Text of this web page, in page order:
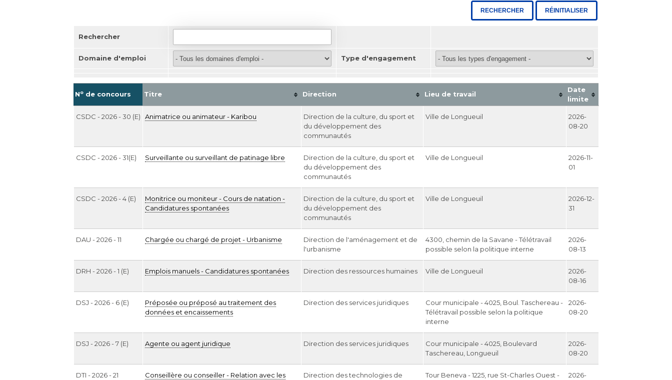
RECHERCHER RÉINITIALISER
Rechercher
Domaine d'emploi Type d'engagement
No de concours Titre Direction Lieu de travail
Date
limite
CSDC - 2026 - 30 (E) Animatrice ou animateur - Karibou
Direction de la culture, du sport et
du développement des
communautés
Ville de Longueuil
2026-
08-20
CSDC - 2026 - 31(E) Surveillante ou surveillant de patinage libre
Direction de la culture, du sport et
du développement des
communautés
Ville de Longueuil
2026-11-
01
CSDC - 2026 - 4 (E)
Monitrice ou moniteur - Cours de natation -
Candidatures spontanées
Direction de la culture, du sport et
du développement des
communautés
Ville de Longueuil
2026-12-
31
DAU - 2026 - 11 Chargée ou chargé de projet - Urbanisme
Direction de l'aménagement et de
l'urbanisme
4300, chemin de la Savane - Télétravail
possible selon la politique interne
2026-
08-13
DRH - 2026 - 1 (E) Emplois manuels - Candidatures spontanées Direction des ressources humaines Ville de Longueuil
2026-
08-16
DSJ - 2026 - 6 (E)
Préposée ou préposé au traitement des
données et encaissements
Direction des services juridiques
Cour municipale - 4025, Boul. Taschereau -
Télétravail possible selon la politique
interne
2026-
08-20
DSJ - 2026 - 7 (E) Agente ou agent juridique Direction des services juridiques
Cour municipale - 4025, Boulevard
Taschereau, Longueuil
2026-
08-20
DTI - 2026 - 21
Conseillère ou conseiller - Relation avec les
Direction des technologies de
Tour Beneva - 1225, rue St-Charles Ouest -
2026-